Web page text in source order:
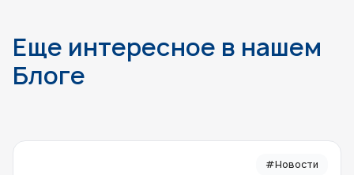
Еще интересное в нашем
Блоге
#Новости